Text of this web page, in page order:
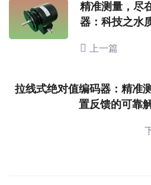
精准测量，尽
器：科技之水
上一篇
拉线式绝对值编码器：精准
置反馈的可靠